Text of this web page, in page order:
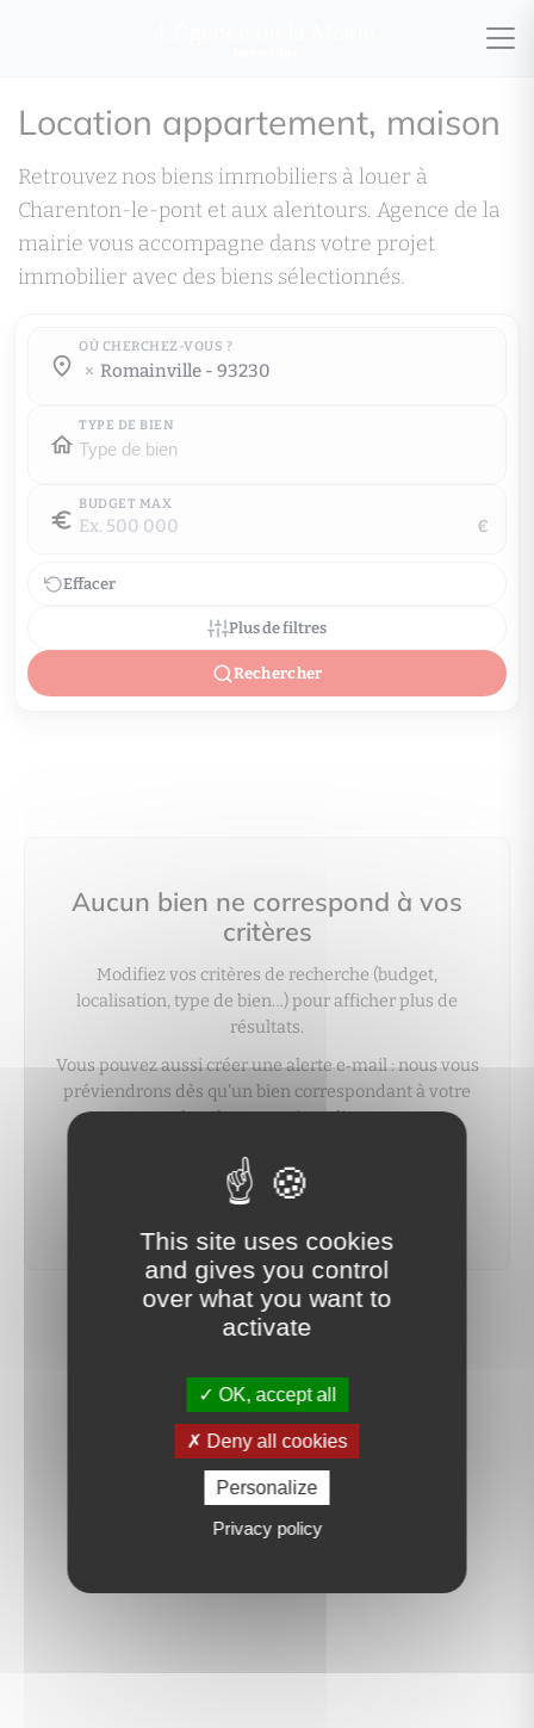
Location appartement, maison
Retrouvez nos biens immobiliers à louer à
Charenton-le-pont et aux alentours. Agence de la
mairie vous accompagne dans votre projet
immobilier avec des biens sélectionnés.
OÙ CHERCHEZ-VOUS ?
Où cherchez-vous ?
romainville - 93230
Où cherchez-vous ?
TYPE DE BIEN
BUDGET MAX
€
Effacer
Plus de filtres
Rechercher
Aucun bien ne correspond à vos
critères
Modifiez vos critères de recherche (budget,
localisation, type de bien…) pour afficher plus de
résultats.
Vous pouvez aussi créer une alerte e‑mail : nous vous
préviendrons dès qu'un bien correspondant à votre
recherche sera mis en ligne.
créer une alerte
This site uses cookies
and gives you control
over what you want to
activate
OK, accept all
Deny all cookies
Personalize
Privacy policy